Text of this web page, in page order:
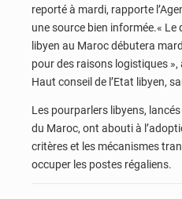
reporté à mardi, rapporte
une source bien informée.«
libyen au Maroc débutera
pour des raisons logistiques »,
Haut conseil de l’Etat libyen,
Les pourparlers libyens,
du Maroc, ont abouti à
critères et les mécanismes
occuper les postes régaliens.